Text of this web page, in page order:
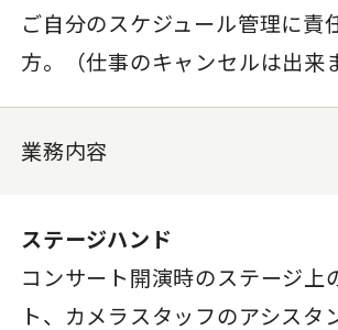
ご自分のスケジュール管理に責
方。（仕事のキャンセルは出来
業務内容
ステージハンド
コンサート開演時のステージ上
ト、​カメラスタッフのアシスタ